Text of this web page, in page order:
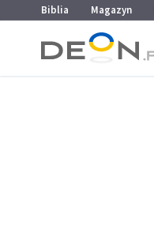
Przejdź do menu głównego
Przejdź do treści
Biblia Magazyn